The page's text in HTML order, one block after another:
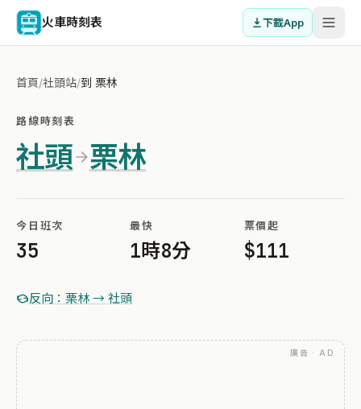
火車時刻表 下載App
首頁/社頭站/到 栗林
路線時刻表
社頭 栗林
今日班次
35
最快
1時8分
票價起
$111
反向：栗林 → 社頭
廣告 · AD